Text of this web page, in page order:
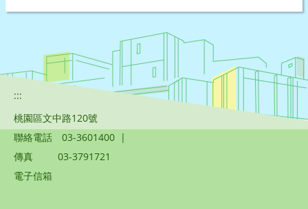
:::
桃園區文中路120號
聯絡電話
03-3601400 |
傳真
03-3791721
電子信箱